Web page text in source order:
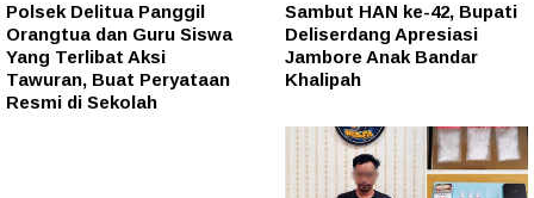
Polsek Delitua Panggil
Orangtua dan Guru Siswa
Yang Terlibat Aksi
Tawuran, Buat Peryataan
Resmi di Sekolah
Sambut HAN ke-42, Bupati
Deliserdang Apresiasi
Jambore Anak Bandar
Khalipah